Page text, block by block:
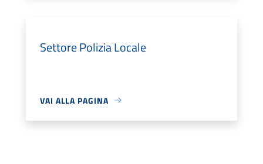
Settore Polizia Locale
VAI ALLA PAGINA